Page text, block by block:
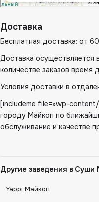
Доставка
Бесплатная доставка: от
Доставка осуществляется
количестве заказов время
Условия доставки в
[includeme file=»wp-
городу Майкоп по
обслуживание и качестве
Другие заведения в Суши
Yappi Майкоп